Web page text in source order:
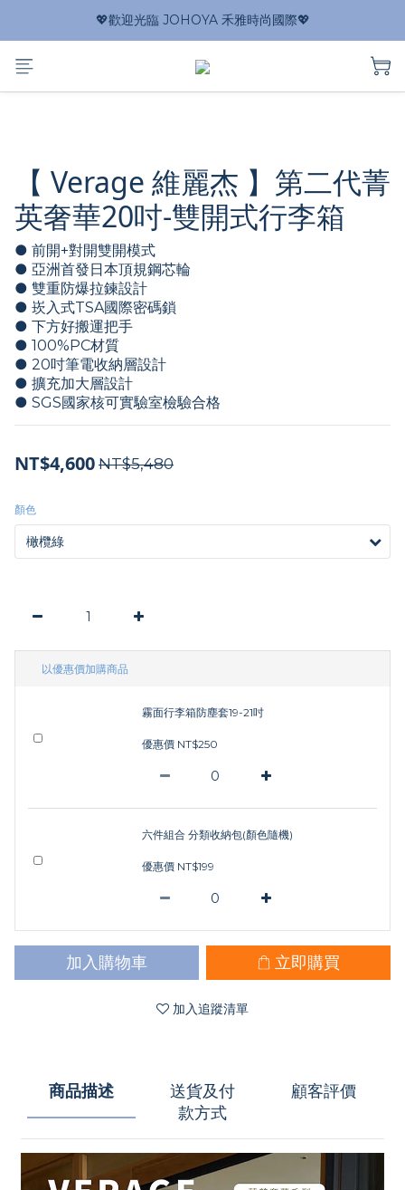
💖歡迎光臨 JOHOYA 禾雅時尚國際💖
【 Verage 維麗杰 】第二代菁
英奢華20吋-雙開式行李箱
● 前開+對開雙開模式
● 亞洲首發日本頂規鋼芯輪
● 雙重防爆拉鍊設計
● 崁入式TSA國際密碼鎖
● 下方好搬運把手
● 100%PC材質
● 20吋筆電收納層設計
● 擴充加大層設計
● SGS國家核可實驗室檢驗合格
NT$4,600 NT$5,480
顏色
以優惠價加購商品
霧面行李箱防塵套19-21吋
優惠價 NT$250
六件組合 分類收納包(顏色隨機)
優惠價 NT$199
加入購物車 立即購買
加入追蹤清單
商品描述
送貨及付
款方式
顧客評價